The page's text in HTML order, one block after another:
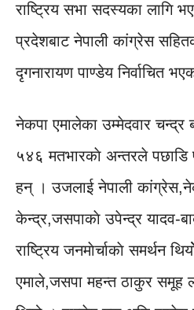
राष्ट्रिय सभा सदस्यका लागि
प्रदेशबाट नेपाली कांग्रेस
दृगनारायण पाण्डेय निर्वाचित
नेकपा एमालेका उम्मेदवार चन्द्र
५४६ मतभारकाे अन्तरले पछाडि
हन् । उजलाई नेपाली
केन्द्र,जसपाकाे उपेन्द्र यादव-
राष्ट्रिय जनमाेर्चाकाे समर्थन
एमाले,जसपा महन्त ठाकुर समूह